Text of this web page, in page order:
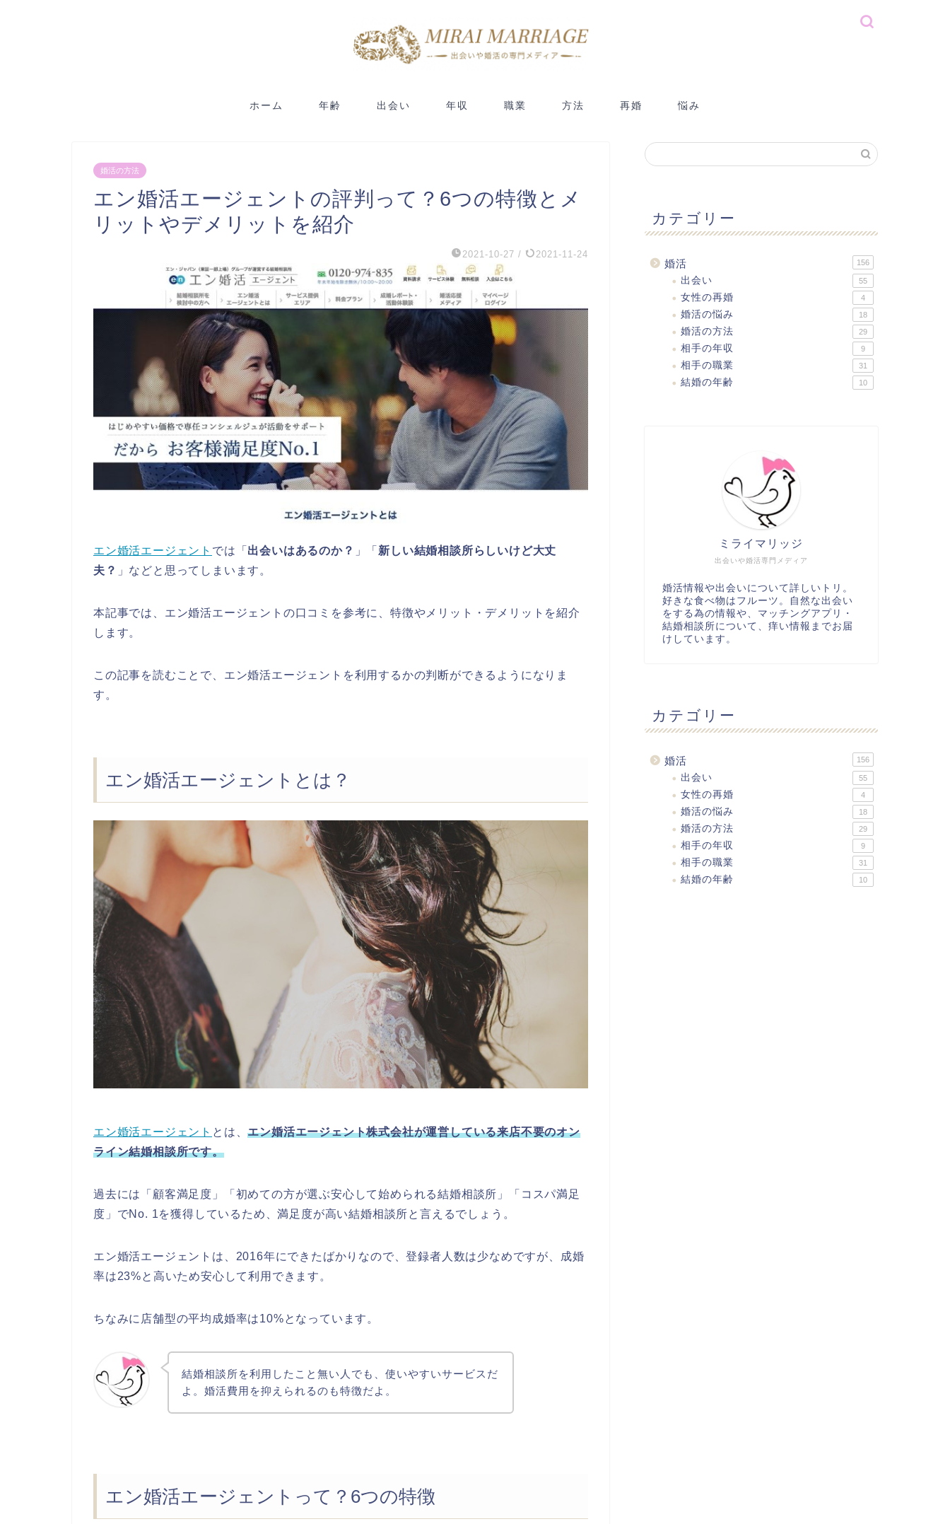
ホーム 年齢 出会い 年収 職業 方法 再婚 悩み
婚活の方法
エン婚活エージェントの評判って？6つの特徴とメ
リットやデメリットを紹介
2021-10-27 / 2021-11-24
エン婚活エージェント では「 出会いはあるのか？ 」「 新しい結婚相談所らしいけど大丈
夫？ 」などと思ってしまいます。
本記事では、エン婚活エージェントの口コミを参考に、特徴やメリット・デメリットを紹介
します。
この記事を読むことで、エン婚活エージェントを利用するかの判断ができるようになりま
す。
エン婚活エージェントとは？
エン婚活エージェント とは、エン婚活エージェント株式会社が運営している来店不要のオン
ライン結婚相談所です。
過去には「顧客満足度」「初めての方が選ぶ安心して始められる結婚相談所」「コスパ満足
度」でNo. 1を獲得しているため、満足度が高い結婚相談所と言えるでしょう。
エン婚活エージェントは、2016年にできたばかりなので、登録者人数は少なめですが、成婚
率は23%と高いため安心して利用できます。
ちなみに店舗型の平均成婚率は10%となっています。
結婚相談所を利用したこと無い人でも、使いやすいサービスだ
よ。婚活費用を抑えられるのも特徴だよ。
エン婚活エージェントって？6つの特徴
カテゴリー
婚活 156
出会い 55
女性の再婚 4
婚活の悩み 18
婚活の方法 29
相手の年収 9
相手の職業 31
結婚の年齢 10
出会いや婚活専門メディア
ミライマリッジ
婚活情報や出会いについて詳しいトリ。
好きな食べ物はフルーツ。自然な出会い
をする為の情報や、マッチングアプリ・
結婚相談所について、痒い情報までお届
けしています。
カテゴリー
婚活 156
出会い 55
女性の再婚 4
婚活の悩み 18
婚活の方法 29
相手の年収 9
相手の職業 31
結婚の年齢 10